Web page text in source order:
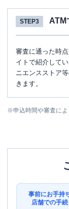
STEP3 ATM
審査に通った時
イトで紹介して
ニエンスストア
きます。
※申込時間や審査によ
事前にお手持
店舗での手